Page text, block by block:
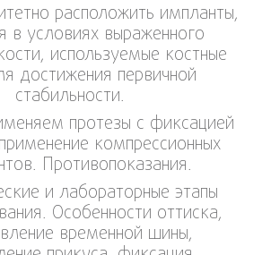
расположить импланты,
в условиях выраженного
используемые костные
достижения первичной
стабильности.
протезы с фиксацией
компрессионных
Противопоказания.
и лабораторные этапы
Особенности оттиска,
временной шины,